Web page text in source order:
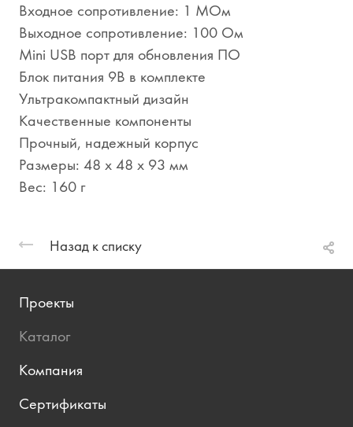
Входное сопротивление: 1 МОм
Выходное сопротивление: 100 Ом
Mini USB порт для обновления ПО
Блок питания 9В в комплекте
Ультракомпактный дизайн
Качественные компоненты
Прочный, надежный корпус
Размеры: 48 x 48 x 93 мм
Вес: 160 г
Назад к списку
Проекты
Каталог
Компания
Сертификаты